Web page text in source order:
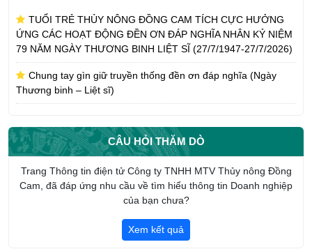
TUỔI TRẺ THỦY NÔNG ĐỒNG CAM TÍCH CỰC HƯỞNG
ỨNG CÁC HOẠT ĐỘNG ĐỀN ƠN ĐÁP NGHĨA NHÂN KỶ NIỆM
79 NĂM NGÀY THƯƠNG BINH LIỆT SĨ (27/7/1947-27/7/2026)
Chung tay gìn giữ truyền thống đền ơn đáp nghĩa (Ngày
Thương binh – Liệt sĩ)
PHỤNG DƯỠNG SUỐT ĐỜI MẸ VIỆT NAM ANH HÙNG TRẦN
THỊ AN
CHI ĐOÀN CÔNG TY TNHH MTV THỦY NÔNG ĐỒNG CAM
HƯỞNG ỨNG THÁNG CÔNG NHÂN NĂM 2026
Giới thiệu tổng quan về Công ty TNHH một thành viên Thủy
CÂU HỎI THĂM DÒ
Trang Thông tin điện tử Công ty TNHH MTV Thủy nông Đồng
Cam, đã đáp ứng nhu cầu về tìm hiểu thông tin Doanh nghiệp
của bạn chưa?
Xem kết quả